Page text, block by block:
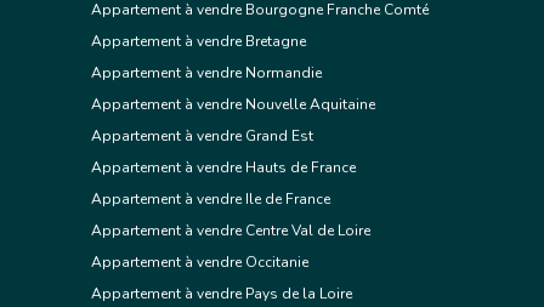
Appartement à vendre Bourgogne Franche Comté
Appartement à vendre Bretagne
Appartement à vendre Normandie
Appartement à vendre Nouvelle Aquitaine
Appartement à vendre Grand Est
Appartement à vendre Hauts de France
Appartement à vendre Ile de France
Appartement à vendre Centre Val de Loire
Appartement à vendre Occitanie
Appartement à vendre Pays de la Loire